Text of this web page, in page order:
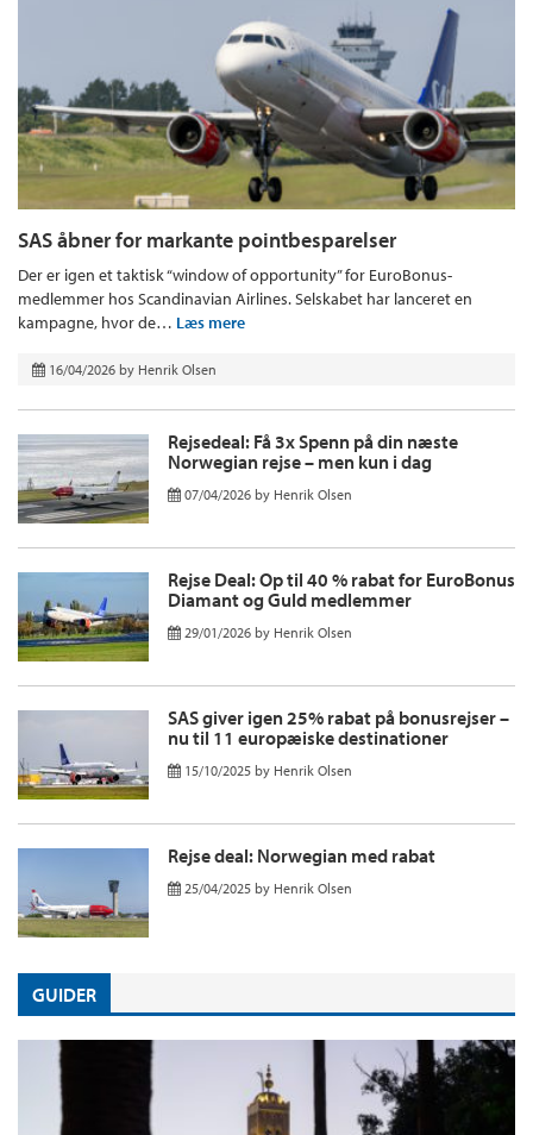
SAS åbner for markante pointbesparelser
Der er igen et taktisk “window of opportunity” for EuroBonus-
medlemmer hos Scandinavian Airlines. Selskabet har lanceret en
kampagne, hvor de… Læs mere
16/04/2026 by Henrik Olsen
Rejsedeal: Få 3x Spenn på din næste
Norwegian rejse – men kun i dag
07/04/2026 by Henrik Olsen
Rejse Deal: Op til 40 % rabat for EuroBonus
Diamant og Guld medlemmer
29/01/2026 by Henrik Olsen
SAS giver igen 25% rabat på bonusrejser –
nu til 11 europæiske destinationer
15/10/2025 by Henrik Olsen
Rejse deal: Norwegian med rabat
25/04/2025 by Henrik Olsen
GUIDER